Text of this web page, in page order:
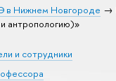
в Нижнем Новгороде
антропологию)»
и сотрудники